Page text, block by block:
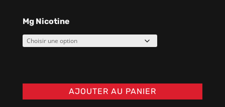
Mg Nicotine
AJOUTER AU PANIER